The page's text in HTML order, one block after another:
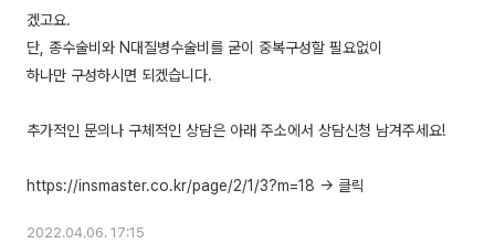
겠고요.
단, 종수술비와 N대질병수술비를 굳이 중복구성할 필요없이
하나만 구성하시면 되겠습니다.
추가적인 문의나 구체적인 상담은 아래 주소에서 상담신청 남겨주세요!
2022.04.06. 17:15